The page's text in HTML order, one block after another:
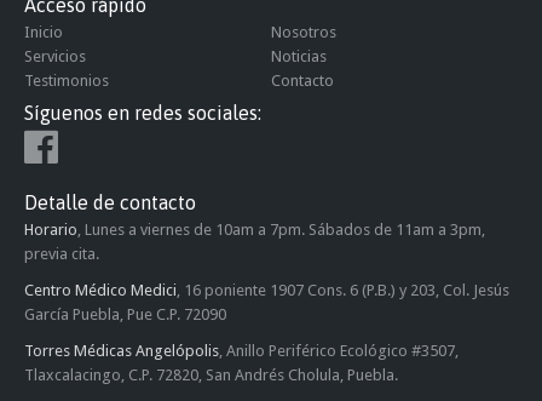
Acceso rápido
Inicio
Nosotros
Servicios
Noticias
Testimonios
Contacto
Síguenos en redes sociales:
Detalle de contacto
Horario , Lunes a viernes de 10am a 7pm. Sábados de 11am a 3pm,
previa cita.
Centro Médico Medici , 16 poniente 1907 Cons. 6 (P.B.) y 203, Col. Jesús
García Puebla, Pue C.P. 72090
Torres Médicas Angelópolis , Anillo Periférico Ecológico #3507,
Tlaxcalacingo, C.P. 72820, San Andrés Cholula, Puebla.